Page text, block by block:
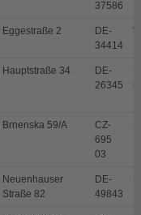
37586
Eggestraße 2
DE-
34414
Hauptstraße 34
DE-
26345
Brnenska 59/A
CZ-
695
03
Neuenhauser
Straße 82
DE-
49843